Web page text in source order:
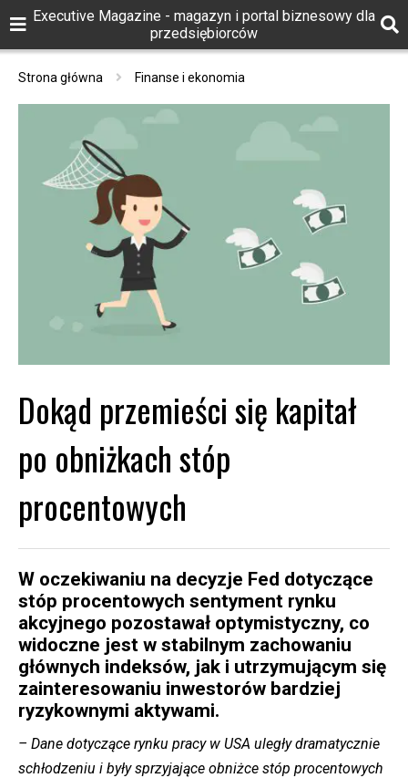
Executive Magazine - magazyn i portal biznesowy dla
przedsiębiorców
Strona główna Finanse i ekonomia
Dokąd przemieści się kapitał
po obniżkach stóp
procentowych
W oczekiwaniu na decyzje Fed dotyczące
stóp procentowych sentyment rynku
akcyjnego pozostawał optymistyczny, co
widoczne jest w stabilnym zachowaniu
głównych indeksów, jak i utrzymującym się
zainteresowaniu inwestorów bardziej
ryzykownymi aktywami.
– Dane dotyczące rynku pracy w USA uległy dramatycznie
schłodzeniu i były sprzyjające obniżce stóp procentowych